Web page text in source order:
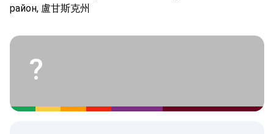
район, 盧甘斯克州
?